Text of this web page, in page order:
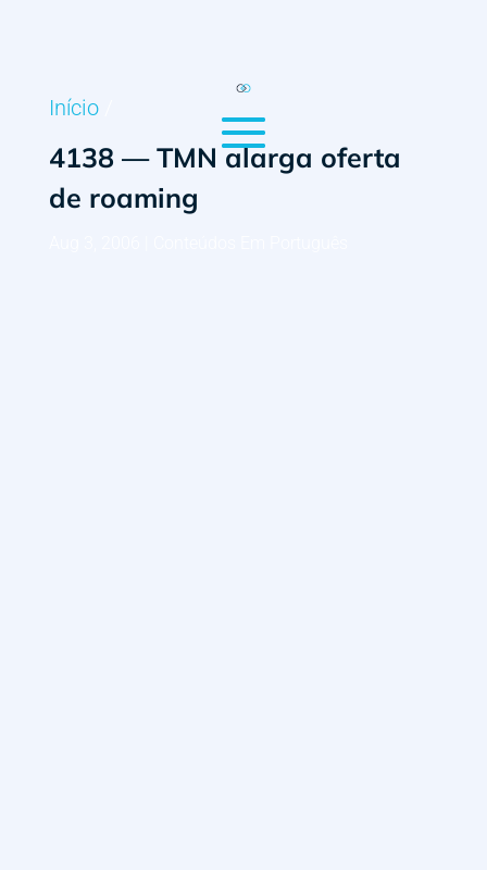
Início
4138 — TMN alarga oferta
de roaming